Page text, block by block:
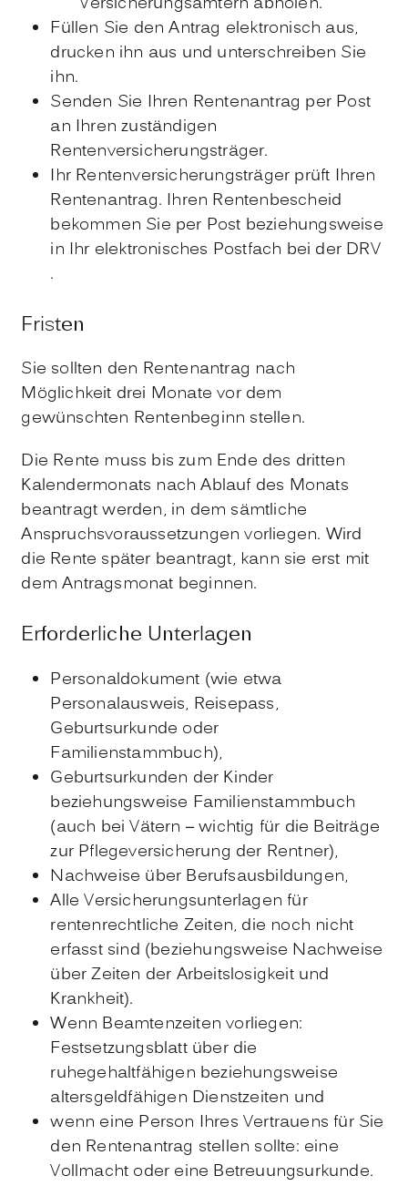
Füllen Sie den Antrag elektronisch aus,
drucken ihn aus und unterschreiben Sie
ihn.
Senden Sie Ihren Rentenantrag per Post
an Ihren zuständigen
Rentenversicherungsträger.
Ihr Rentenversicherungsträger prüft Ihren
Rentenantrag. Ihren Rentenbescheid
bekommen Sie per Post beziehungsweise
in Ihr elektronisches Postfach bei der DRV
.
Fristen
Sie sollten den Rentenantrag nach
Möglichkeit drei Monate vor dem
gewünschten Rentenbeginn stellen.
Die Rente muss bis zum Ende des dritten
Kalendermonats nach Ablauf des Monats
beantragt werden, in dem sämtliche
Anspruchsvoraussetzungen vorliegen. Wird
die Rente später beantragt, kann sie erst mit
dem Antragsmonat beginnen.
Erforderliche Unterlagen
Personaldokument (wie etwa
Personalausweis, Reisepass,
Geburtsurkunde oder
Familienstammbuch),
Geburtsurkunden der Kinder
beziehungsweise Familienstammbuch
(auch bei Vätern – wichtig für die Beiträge
zur Pflegeversicherung der Rentner),
Nachweise über Berufsausbildungen,
Alle Versicherungsunterlagen für
rentenrechtliche Zeiten, die noch nicht
erfasst sind (beziehungsweise Nachweise
über Zeiten der Arbeitslosigkeit und
Krankheit).
Wenn Beamtenzeiten vorliegen:
Festsetzungsblatt über die
ruhegehaltfähigen beziehungsweise
altersgeldfähigen Dienstzeiten und
wenn eine Person Ihres Vertrauens für Sie
den Rentenantrag stellen sollte: eine
Vollmacht oder eine Betreuungsurkunde.